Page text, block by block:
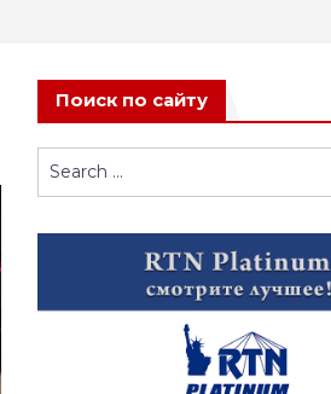
Поиск по сайту
Search
for: